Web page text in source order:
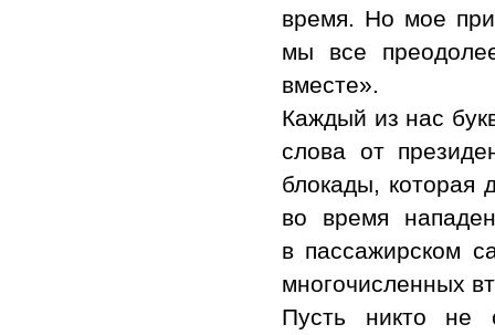
время. Но мое
мы все
вместе».
Каждый из нас
слова от
блокады, которая
во время
в пассажирском
многочисленных
Пусть никто не